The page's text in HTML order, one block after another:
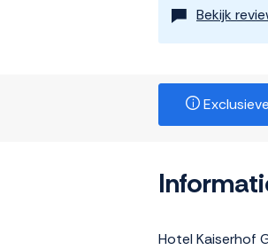
Bekijk
Hotel Kaiserhof